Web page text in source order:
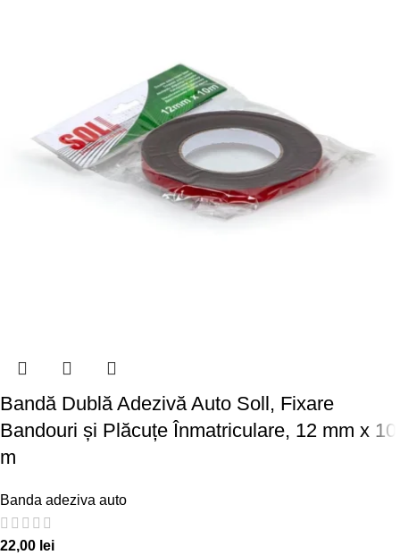
Bandă Dublă Adezivă Auto Soll, Fixare
Bandouri și Plăcuțe Înmatriculare, 12 mm x 10
m
Banda adeziva auto
22,00 lei